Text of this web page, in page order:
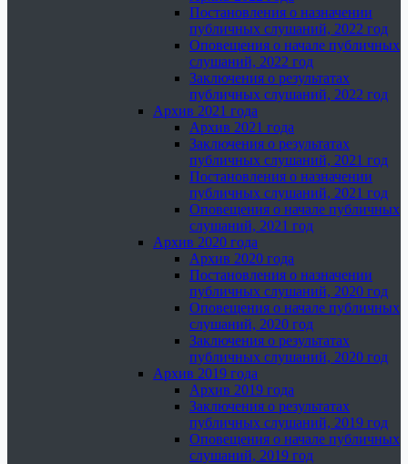
Постановления о назначении
публичных слушаний, 2022 год
Оповещения о начале публичных
слушаний, 2022 год
Заключения о результатах
публичных слушаний, 2022 год
Архив 2021 года
Архив 2021 года
Заключения о результатах
публичных слушаний, 2021 год
Постановления о назначении
публичных слушаний, 2021 год
Оповещения о начале публичных
слушаний, 2021 год
Архив 2020 года
Архив 2020 года
Постановления о назначении
публичных слушаний, 2020 год
Оповещения о начале публичных
слушаний, 2020 год
Заключения о результатах
публичных слушаний, 2020 год
Архив 2019 года
Архив 2019 года
Заключения о результатах
публичных слушаний, 2019 год
Оповещения о начале публичных
слушаний, 2019 год